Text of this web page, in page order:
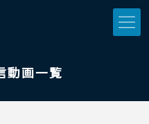
動画一覧